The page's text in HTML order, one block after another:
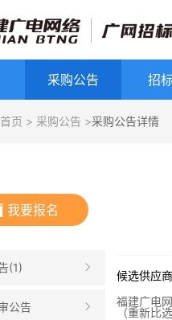
采购公告 招
首页 > 采购公告 >采购公告详情
我要报名
(1)
公告
候选供应
福建广电
（重新比